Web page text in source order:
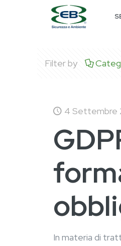
Filter by
4 Settembre
In materia di